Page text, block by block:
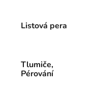
Listová pera
Tlumiče,
Pérování